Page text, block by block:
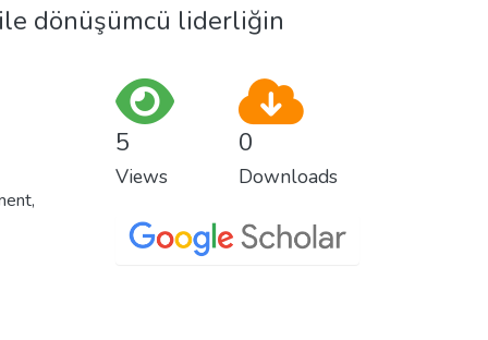
dönüşümcü liderliğin
,
5
Views
0
Downloads